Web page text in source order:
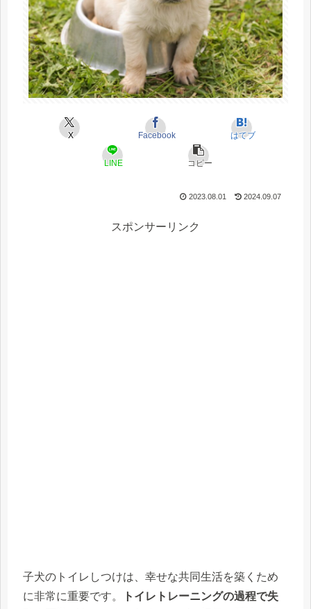
X Facebook はてブ
LINE コピー
2023.08.01 2024.09.07
スポンサーリンク
子犬のトイレしつけは、幸せな共同生活を築くため
に非常に重要です。
トイレトレーニングの過程で失